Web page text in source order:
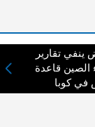
ينفي تقارير
الصين قاعدة
كوبا